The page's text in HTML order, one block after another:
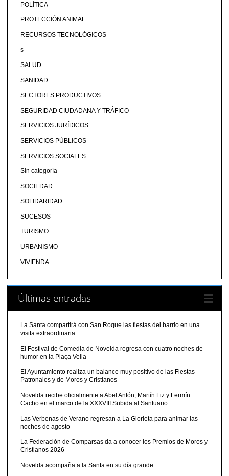
POLÍTICA
PROTECCIÓN ANIMAL
RECURSOS TECNOLÓGICOS
s
SALUD
SANIDAD
SECTORES PRODUCTIVOS
SEGURIDAD CIUDADANA Y TRÁFICO
SERVICIOS JURÍDICOS
SERVICIOS PÚBLICOS
SERVICIOS SOCIALES
Sin categoría
SOCIEDAD
SOLIDARIDAD
SUCESOS
TURISMO
URBANISMO
VIVIENDA
Últimas entradas
La Santa compartirá con San Roque las fiestas del barrio en una
visita extraordinaria
El Festival de Comedia de Novelda regresa con cuatro noches de
humor en la Plaça Vella
El Ayuntamiento realiza un balance muy positivo de las Fiestas
Patronales y de Moros y Cristianos
Novelda recibe oficialmente a Abel Antón, Martín Fiz y Fermín
Cacho en el marco de la XXXVIII Subida al Santuario
Las Verbenas de Verano regresan a La Glorieta para animar las
noches de agosto
La Federación de Comparsas da a conocer los Premios de Moros y
Cristianos 2026
Novelda acompaña a la Santa en su día grande